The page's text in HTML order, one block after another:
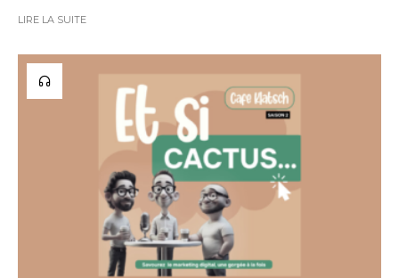
LIRE LA SUITE